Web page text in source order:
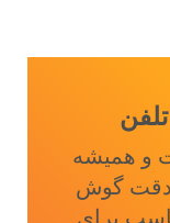
و همیشه
دقت گوش